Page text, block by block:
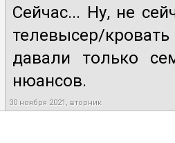
Сейчас... Ну, не
телевысер/
давали только
нюансов.
30 ноября 2021, вторник